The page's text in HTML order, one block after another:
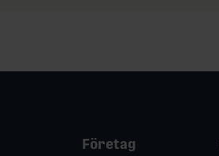
Företag